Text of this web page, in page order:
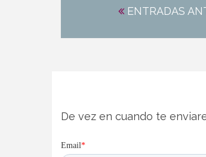
entradas
ENTRADAS
De vez en cuando te